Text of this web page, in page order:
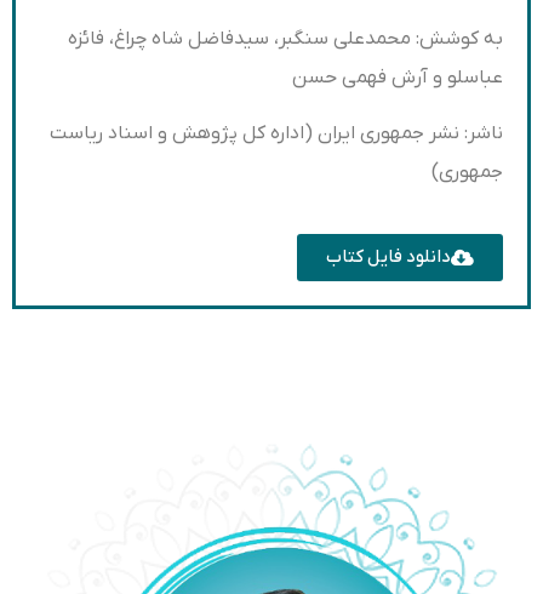
به کوشش: محمدعلی سنگبر، سیدفاضل شاه چراغ، فائزه
عباسلو و آرش فهمی حسن
ناشر: نشر جمهوری ایران (اداره کل پژوهش و اسناد ریاست
جمهوری)
دانلود فایل کتاب